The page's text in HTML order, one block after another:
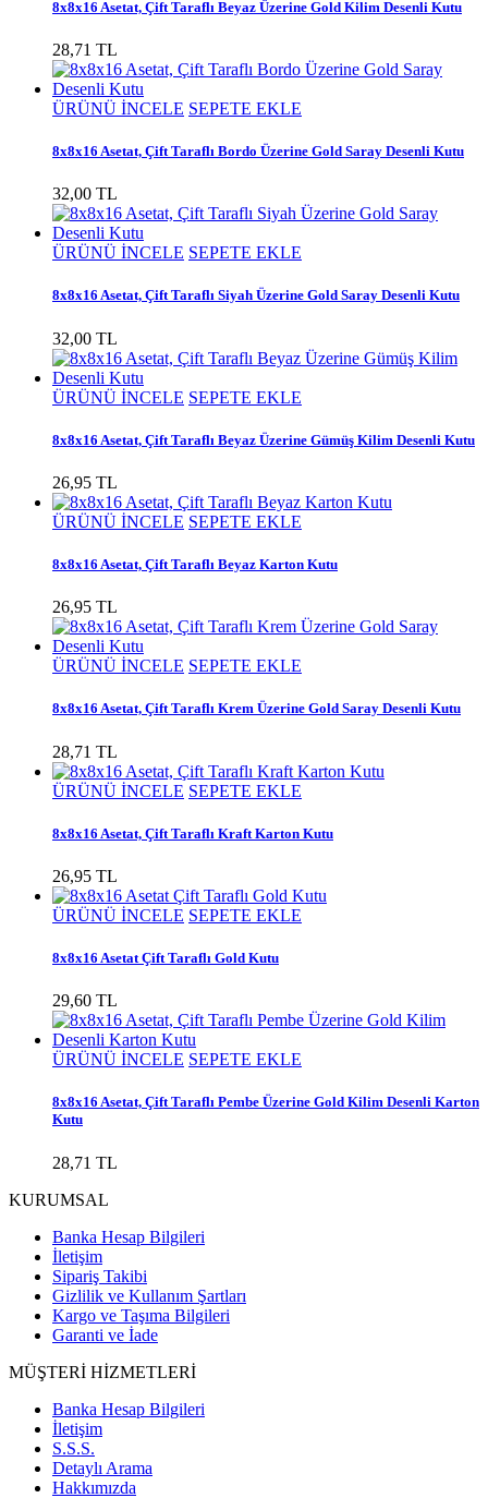
8x8x16 Asetat, Çift Taraflı Beyaz Üzerine Gold Kilim Desenli Kutu
28,71 TL
ÜRÜNÜ İNCELE SEPETE EKLE
8x8x16 Asetat, Çift Taraflı Bordo Üzerine Gold Saray Desenli Kutu
32,00 TL
ÜRÜNÜ İNCELE SEPETE EKLE
8x8x16 Asetat, Çift Taraflı Siyah Üzerine Gold Saray Desenli Kutu
32,00 TL
ÜRÜNÜ İNCELE SEPETE EKLE
8x8x16 Asetat, Çift Taraflı Beyaz Üzerine Gümüş Kilim Desenli Kutu
26,95 TL
ÜRÜNÜ İNCELE SEPETE EKLE
8x8x16 Asetat, Çift Taraflı Beyaz Karton Kutu
26,95 TL
ÜRÜNÜ İNCELE SEPETE EKLE
8x8x16 Asetat, Çift Taraflı Krem Üzerine Gold Saray Desenli Kutu
28,71 TL
ÜRÜNÜ İNCELE SEPETE EKLE
8x8x16 Asetat, Çift Taraflı Kraft Karton Kutu
26,95 TL
ÜRÜNÜ İNCELE SEPETE EKLE
8x8x16 Asetat Çift Taraflı Gold Kutu
29,60 TL
ÜRÜNÜ İNCELE SEPETE EKLE
8x8x16 Asetat, Çift Taraflı Pembe Üzerine Gold Kilim Desenli Karton
Kutu
28,71 TL
KURUMSAL
Banka Hesap Bilgileri
İletişim
Sipariş Takibi
Gizlilik ve Kullanım Şartları
Kargo ve Taşıma Bilgileri
Garanti ve İade
MÜŞTERİ HİZMETLERİ
Banka Hesap Bilgileri
İletişim
S.S.S.
Detaylı Arama
Hakkımızda